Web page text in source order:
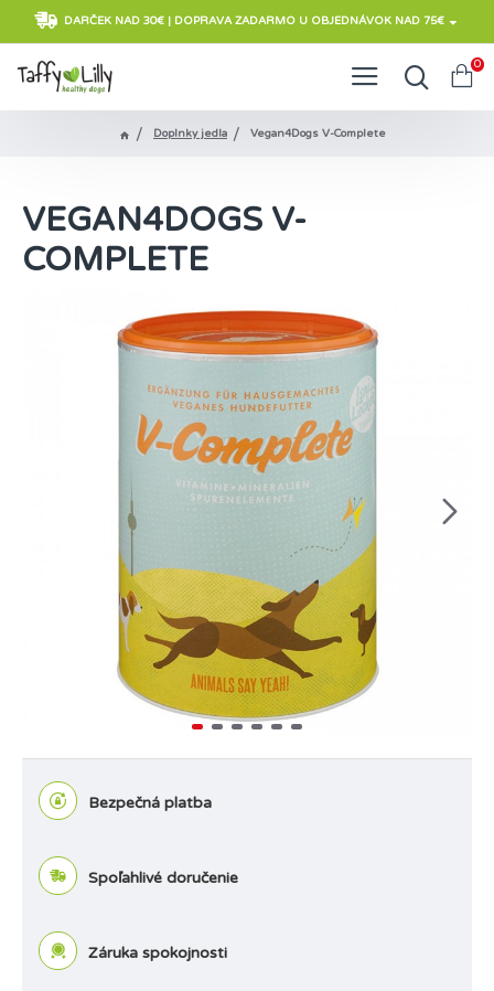
DARČEK NAD 30€ | DOPRAVA ZADARMO U OBJEDNÁVOK NAD 75€
0
Doplnky jedla Vegan4Dogs V-Complete
VEGAN4DOGS V-
COMPLETE
Bezpečná platba
Spoľahlivé doručenie
Záruka spokojnosti